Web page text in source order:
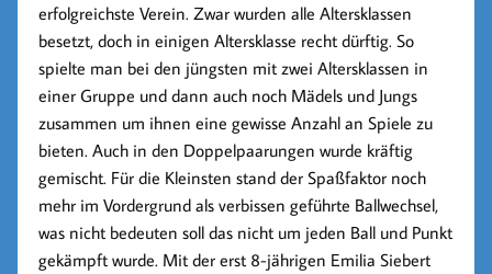
erfolgreichste Verein. Zwar wurden alle Altersklassen
besetzt, doch in einigen Altersklasse recht dürftig. So
spielte man bei den jüngsten mit zwei Altersklassen in
einer Gruppe und dann auch noch Mädels und Jungs
zusammen um ihnen eine gewisse Anzahl an Spiele zu
bieten. Auch in den Doppelpaarungen wurde kräftig
gemischt. Für die Kleinsten stand der Spaßfaktor noch
mehr im Vordergrund als verbissen geführte Ballwechsel,
was nicht bedeuten soll das nicht um jeden Ball und Punkt
gekämpft wurde. Mit der erst 8-jährigen Emilia Siebert